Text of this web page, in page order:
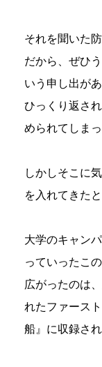
それを聞いた
だから、ぜひ
いう申し出があ
ひっくり返さ
められてしま
しかしそこに
を入れてきたと
大学のキャン
っていったこ
広がったのは
れたファース
船』に収録さ